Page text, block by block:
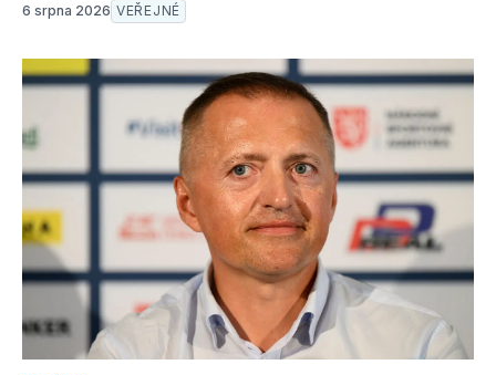
6 srpna 2026 VEŘEJNÉ